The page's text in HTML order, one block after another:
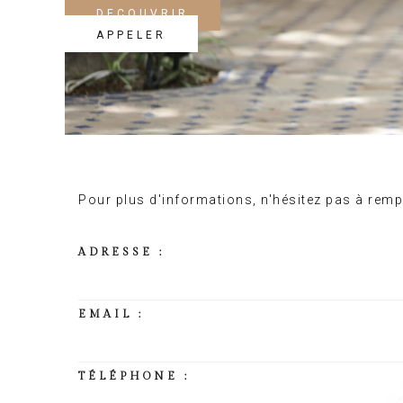
DECOUVRIR
APPELER
Pour plus d'informations, n'hésitez pas à
ADRESSE :
EMAIL :
TÉLÉPHONE :